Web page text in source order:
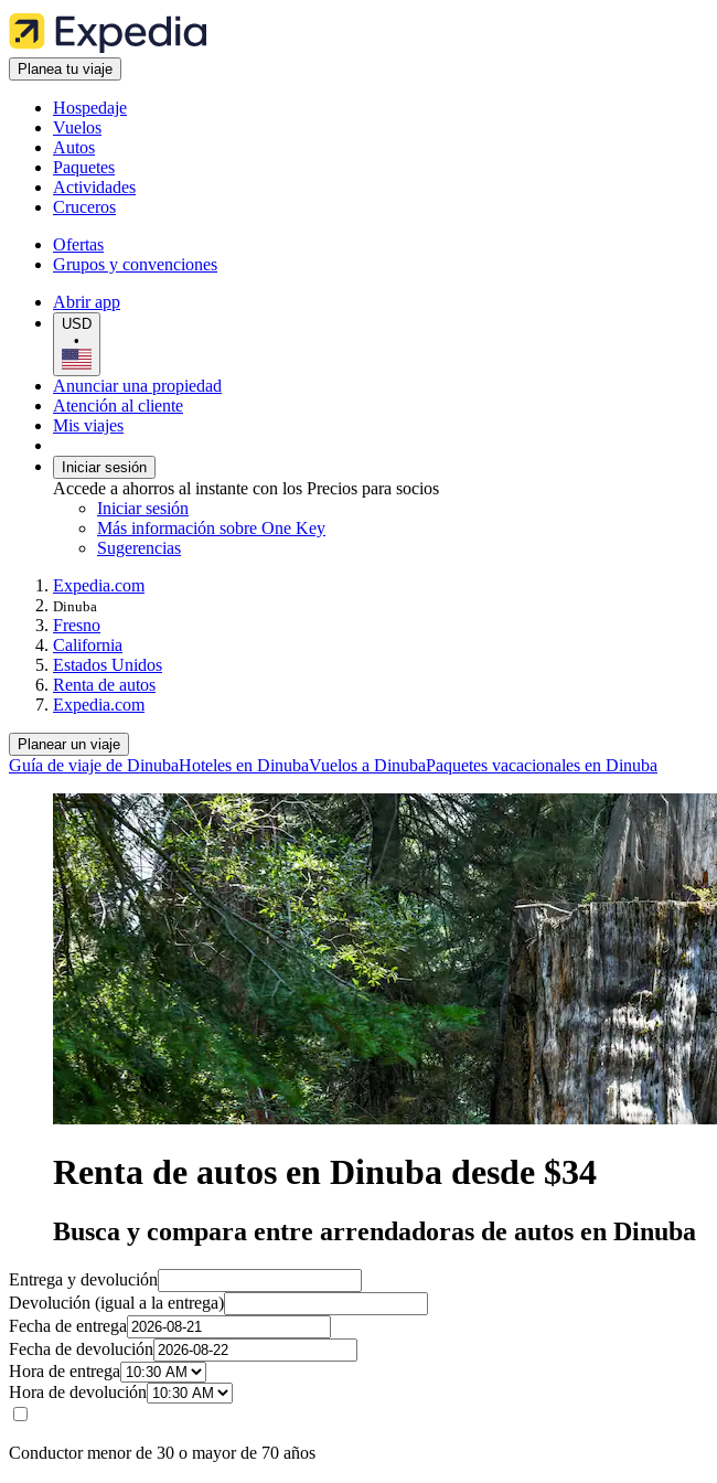
Planea tu viaje
Hospedaje
Vuelos
Autos
Paquetes
Actividades
Cruceros
Ofertas
Grupos y convenciones
Abrir app
USD
•
Anunciar una propiedad
Atención al cliente
Mis viajes
Iniciar sesión
Accede a ahorros al instante con los Precios para socios
Iniciar sesión
Más información sobre One Key
Sugerencias
Expedia.com
Dinuba
Fresno
California
Estados Unidos
Renta de autos
Expedia.com
Planear un viaje
Guía de viaje de DinubaHoteles en DinubaVuelos a DinubaPaquetes vacacionales en Dinuba
Renta de autos en Dinuba desde $34
Busca y compara entre arrendadoras de autos en Dinuba
Entrega y devolución
Devolución (igual a la entrega)
Fecha de entrega
Fecha de devolución
Hora de entrega
Hora de devolución
Conductor menor de 30 o mayor de 70 años